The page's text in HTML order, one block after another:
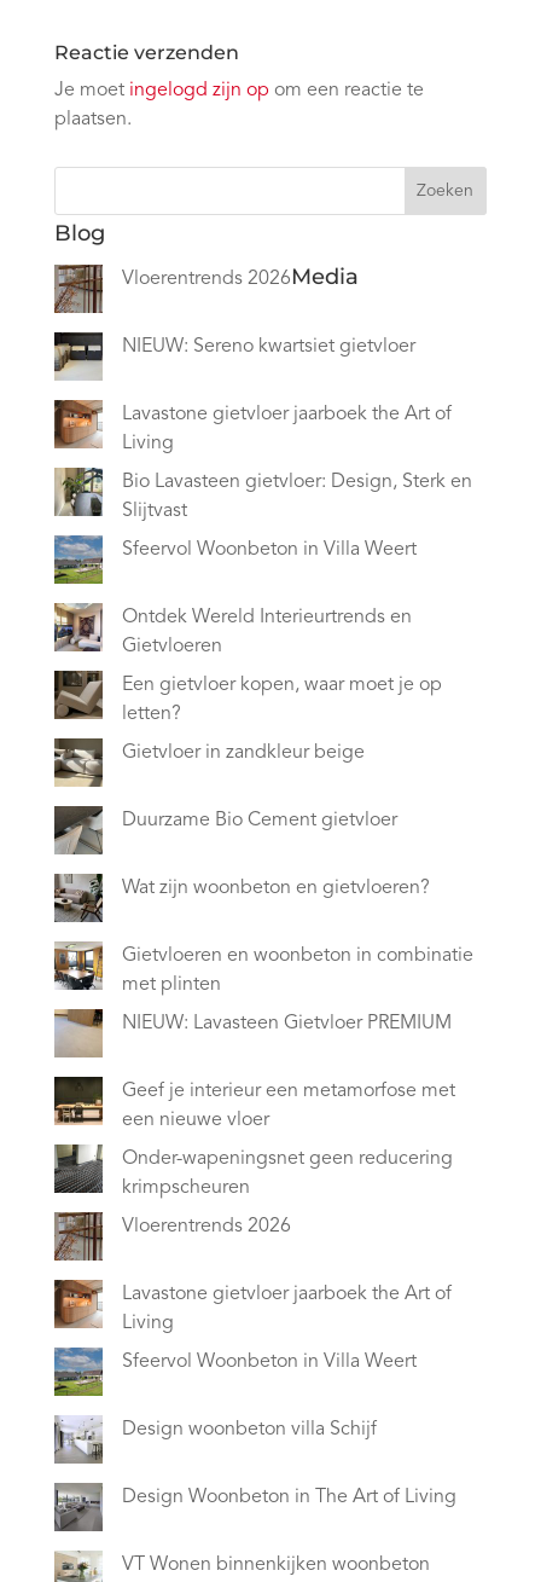
Reactie verzenden
Je moet ingelogd zijn op om een reactie te
plaatsen.
Zoeken
Blog
Vloerentrends 2026
NIEUW: Sereno kwartsiet gietvloer
Lavastone gietvloer jaarboek the Art of
Living
Bio Lavasteen gietvloer: Design, Sterk en
Slijtvast
Sfeervol Woonbeton in Villa Weert
Ontdek Wereld Interieurtrends en
Gietvloeren
Een gietvloer kopen, waar moet je op
letten?
Gietvloer in zandkleur beige
Duurzame Bio Cement gietvloer
Wat zijn woonbeton en gietvloeren?
Gietvloeren en woonbeton in combinatie
met plinten
NIEUW: Lavasteen Gietvloer PREMIUM
Geef je interieur een metamorfose met
een nieuwe vloer
Onder-wapeningsnet geen reducering
krimpscheuren
Media
Vloerentrends 2026
Lavastone gietvloer jaarboek the Art of
Living
Sfeervol Woonbeton in Villa Weert
Design woonbeton villa Schijf
Design Woonbeton in The Art of Living
VT Wonen binnenkijken woonbeton